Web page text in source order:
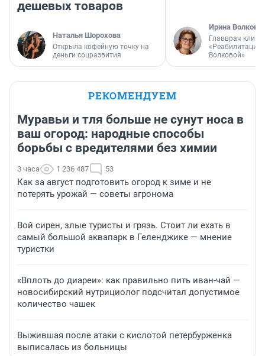
дешевых товаров
Наталья Шорохова
Открыла кофейную точку на
деньги соцразвития
Ирина Волкова
Главврач
«Реабилитация
Волковой»
РЕКОМЕНДУЕМ
Муравьи и тля больше не сунут носа в
ваш огород: народные способы
борьбы с вредителями без химии
3 часа 1 236 487 53
Как за август подготовить огород к зиме и не
потерять урожай — советы агронома
Вой сирен, злые туристы и грязь. Стоит ли ехать в
самый большой аквапарк в Геленджике — мнение
туристки
«Вплоть до диареи»: как правильно пить иван-чай —
новосибирский нутрициолог подсчитал допустимое
количество чашек
Выжившая после атаки с кислотой петербурженка
выписалась из больницы